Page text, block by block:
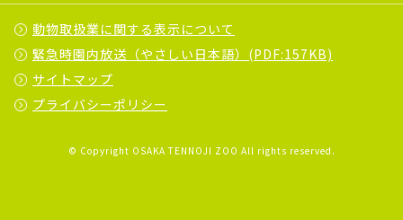
動物取扱業に関する表示について
緊急時園内放送（やさしい日本語）(PDF:157KB)
サイトマップ
プライバシーポリシー
© Copyright OSAKA TENNOJI ZOO All rights reserved.